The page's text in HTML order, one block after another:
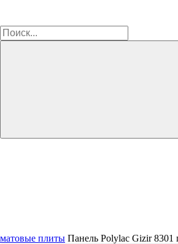
матовые плиты Панель Polylac Gizir 8301